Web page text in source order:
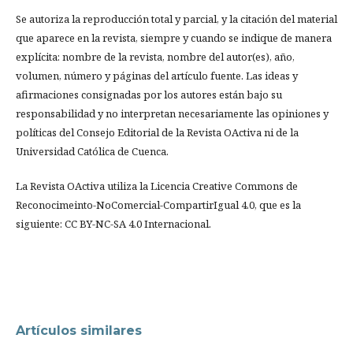
Se autoriza la reproducción total y parcial, y la citación del material
que aparece en la revista, siempre y cuando se indique de manera
explícita: nombre de la revista, nombre del autor(es), año,
volumen, número y páginas del artículo fuente. Las ideas y
afirmaciones consignadas por los autores están bajo su
responsabilidad y no interpretan necesariamente las opiniones y
políticas del Consejo Editorial de la Revista OActiva ni de la
Universidad Católica de Cuenca.
La Revista OActiva utiliza la Licencia Creative Commons de
Reconocimeinto-NoComercial-CompartirIgual 4.0, que es la
siguiente: CC BY-NC-SA 4.0 Internacional.
Artículos similares